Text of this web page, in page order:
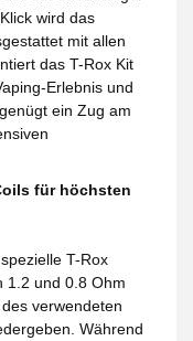
wird das
mit allen
das T-Rox Kit
Erlebnis und
ein Zug am
für höchsten
T-Rox
1.2 und 0.8 Ohm
verwendeten
Während